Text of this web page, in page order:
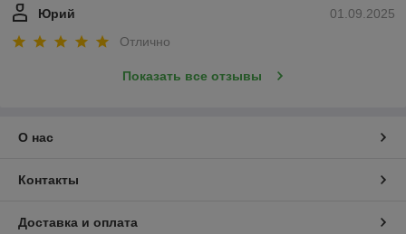
01.09.2025
Юрий
Отлично
Показать все отзывы
О нас
Контакты
Доставка и оплата